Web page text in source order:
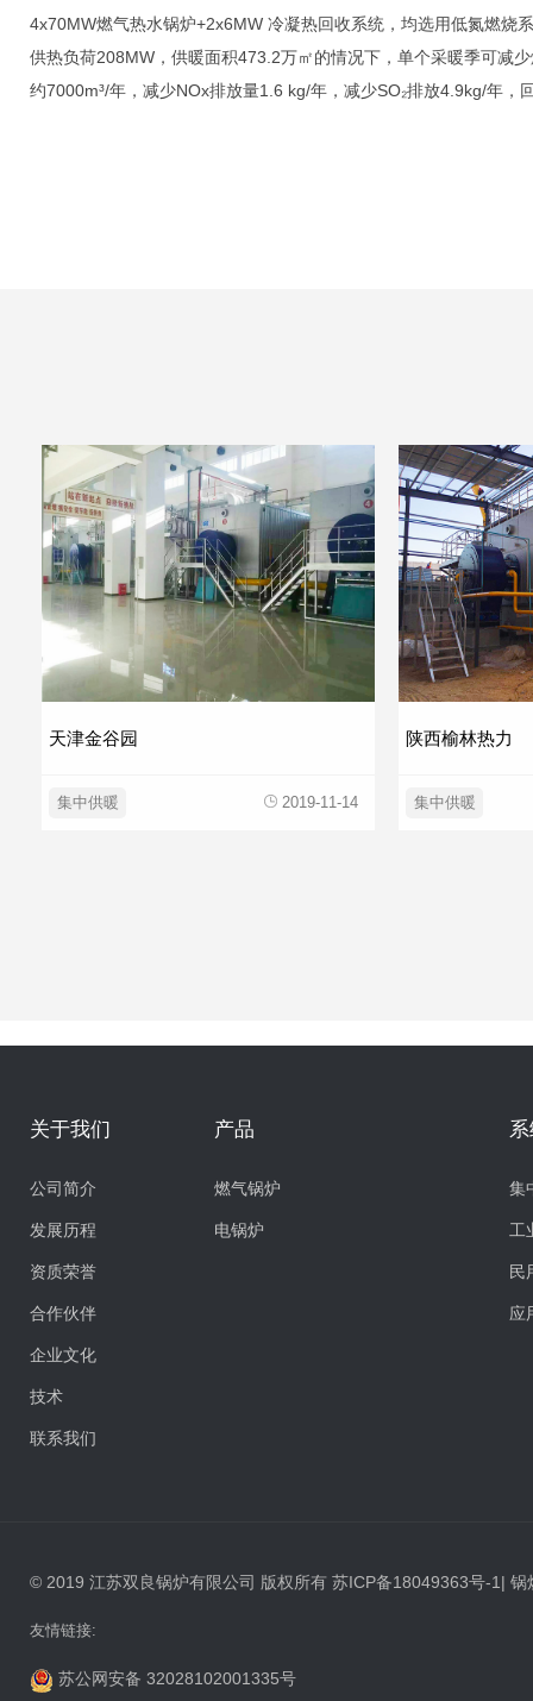
4x70MW燃气热水锅炉+2x6MW 冷凝热回收系统，均选用低氮燃烧
供热负荷208MW，供暖面积473.2万㎡的情况下，单个采暖季可减
约7000m³/年，减少NOx排放量1.6 kg/年，减少SO₂排放4.9kg/年，
天津金谷园
集中供暖 2019-11-14
陕西榆林热力
集中供暖
关于我们
公司简介
发展历程
资质荣誉
合作伙伴
企业文化
技术
联系我们
产品
燃气锅炉
电锅炉
集
工
民
应
© 2019 江苏双良锅炉有限公司 版权所有 苏ICP备18049363号-1| 锅
友情链接:
苏公网安备 32028102001335号